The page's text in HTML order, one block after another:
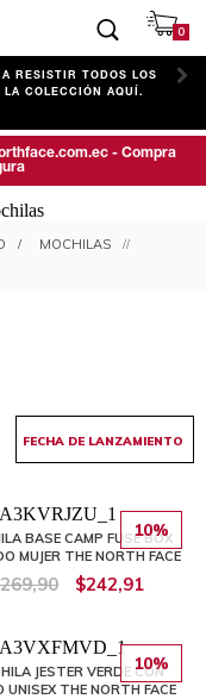
0
RESISTIR TODOS LOS
LA COLECCIÓN AQUÍ.
- Compra
MOCHILAS
10%
BASE CAMP FUSE BOX
MUJER THE NORTH FACE
$242,91
10%
JESTER VERDE CON
UNISEX THE NORTH FACE